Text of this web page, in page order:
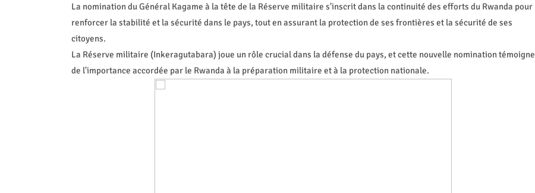
La nomination du Général Kagame à la tête de la Réserve militaire s'inscrit dans la continuité des efforts du Rwanda pour
renforcer la stabilité et la sécurité dans le pays, tout en assurant la protection de ses frontières et la sécurité de ses
citoyens.
La Réserve militaire (Inkeragutabara) joue un rôle crucial dans la défense du pays, et cette nouvelle nomination témoigne
de l'importance accordée par le Rwanda à la préparation militaire et à la protection nationale.